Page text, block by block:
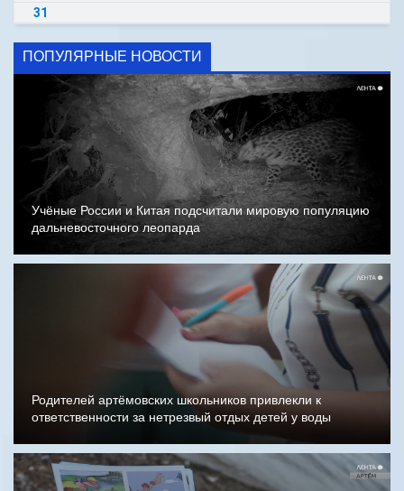
31
ПОПУЛЯРНЫЕ НОВОСТИ
Учёные России и Китая подсчитали мировую популяцию
дальневосточного леопарда
Родителей артёмовских школьников привлекли к
ответственности за нетрезвый отдых детей у воды